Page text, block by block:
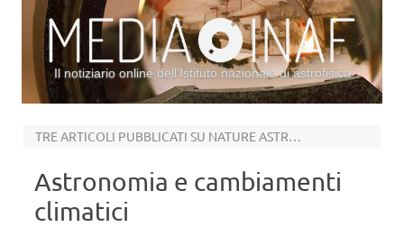
Il notiziario online dell’Istituto nazionale di astrofisica
TRE ARTICOLI PUBBLICATI SU NATURE ASTRONOMY
Astronomia e cambiamenti
climatici